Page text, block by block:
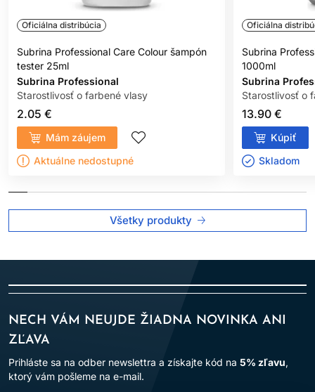
Oficiálna distribúcia
Subrina Professional Care Colour šampón
tester 25ml
Subrina Professional
Starostlivosť o farbené vlasy
2.05 €
Mám záujem
Aktuálne nedostupné
Oficiálna
Subrina
1000ml
Subrina
Starostlivosť o
13.90 €
Kúpiť
Skladom ㅤ
Všetky produkty
NECH VÁM NEUJDE ŽIADNA NOVINKA ANI
ZĽAVA
Prihláste sa na odber newslettra a získajte kód na 5% zľavu,
ktorý vám pošleme na e-mail.